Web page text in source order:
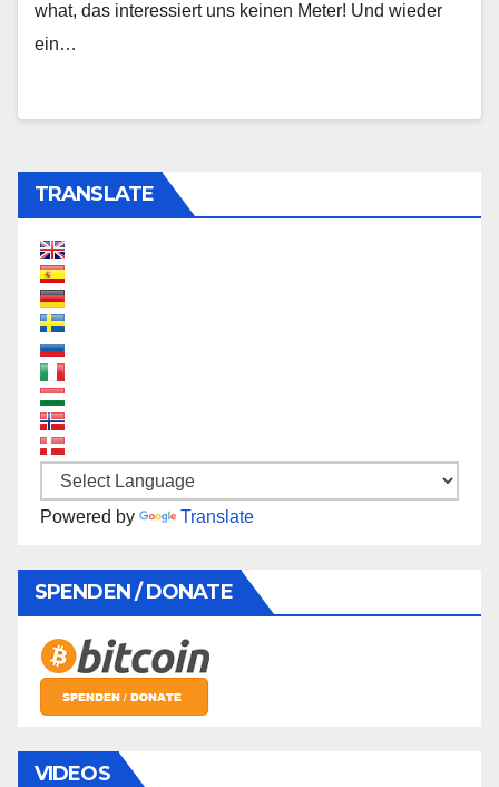
what, das interessiert uns keinen Meter! Und wieder
ein…
TRANSLATE
Powered by Translate
SPENDEN / DONATE
VIDEOS